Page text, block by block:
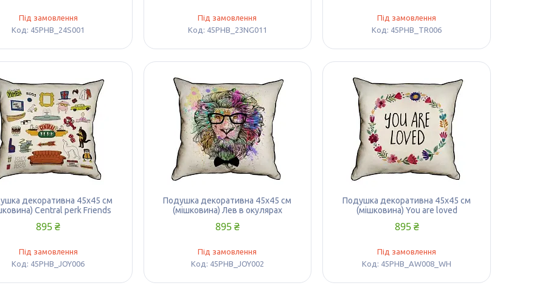
Під замовлення
45PHB_24S001
Під замовлення
45PHB_23NG011
Під замовлення
45PHB_TR006
декоративна 45х45 см
Central perk Friends
895 ₴
Під замовлення
45PHB_JOY006
Подушка декоративна 45х45 см
(мішковина) Лев в окулярах
895 ₴
Під замовлення
45PHB_JOY002
Подушка декоративна 45х45 см
(мішковина) You are loved
895 ₴
Під замовлення
45PHB_AW008_WH